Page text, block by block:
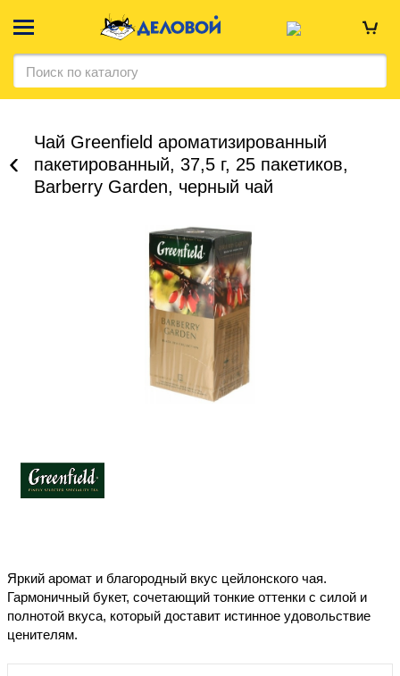
Чай Greenfield ароматизированный
пакетированный, 37,5 г, 25 пакетиков,
Barberry Garden, черный чай
Уже купили
Яркий аромат и благородный вкус цейлонского чая.
Гармоничный букет, сочетающий тонкие оттенки с силой и
полнотой вкуса, который доставит истинное удовольствие
ценителям.